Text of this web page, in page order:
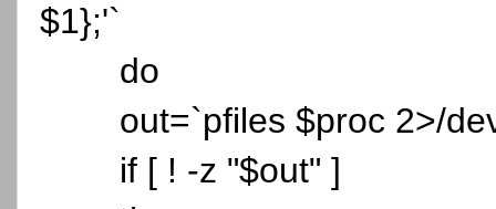
$1};'`
do
out=`pfiles $proc 2>/
if [ ! -z "$out" ]